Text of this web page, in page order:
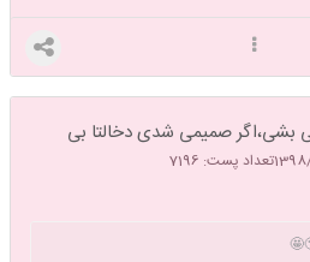
تعداد پست: 7196
بشی،اگر صمیمی شدی دخالتا بی